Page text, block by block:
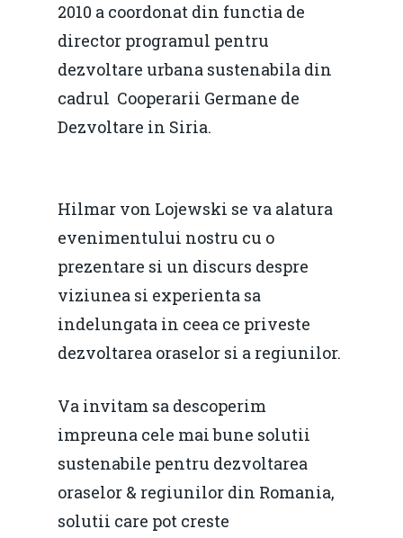
2010 a coordonat din functia de
director programul pentru
dezvoltare urbana sustenabila din
cadrul Cooperarii Germane de
Dezvoltare in Siria.
Hilmar von Lojewski se va alatura
evenimentului nostru cu o
prezentare si un discurs despre
viziunea si experienta sa
indelungata in ceea ce priveste
dezvoltarea oraselor si a regiunilor.
Va invitam sa descoperim
impreuna cele mai bune solutii
sustenabile pentru dezvoltarea
oraselor & regiunilor din Romania,
solutii care pot creste